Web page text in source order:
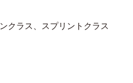
クラス、スプリントクラス